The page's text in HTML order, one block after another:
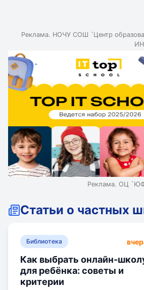
Реклама. НОЧУ СОШ `Центр
Реклама. ОЦ
Статьи о частных
Библиотека
Как выбрать онлайн-
для ребёнка: советы и
критерии